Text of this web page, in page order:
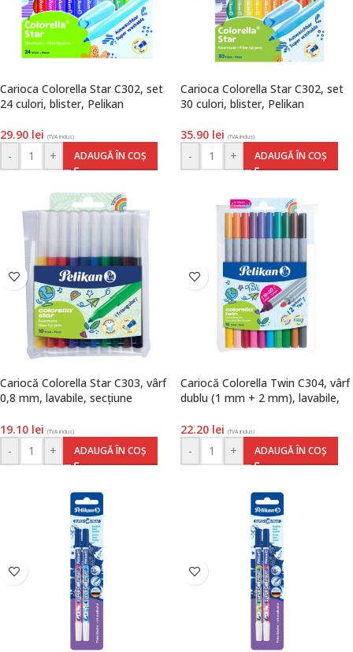
Carioca Colorella Star C302, set
24 culori, blister, Pelikan
29.90 lei (TVA inclus)
- + ADAUGĂ ÎN COȘ
Carioca Colorella Star C302, set
30 culori, blister, Pelikan
35.90 lei (TVA inclus)
- + ADAUGĂ ÎN COȘ
Cariocă Colorella Star C303, vârf
0,8 mm, lavabile, secțiune
Pelikan
19.10 lei (TVA inclus)
- + ADAUGĂ ÎN COȘ
Cariocă Colorella Twin C304, vârf
dublu (1 mm + 2 mm), lavabile,
22.20 lei (TVA inclus)
- + ADAUGĂ ÎN COȘ